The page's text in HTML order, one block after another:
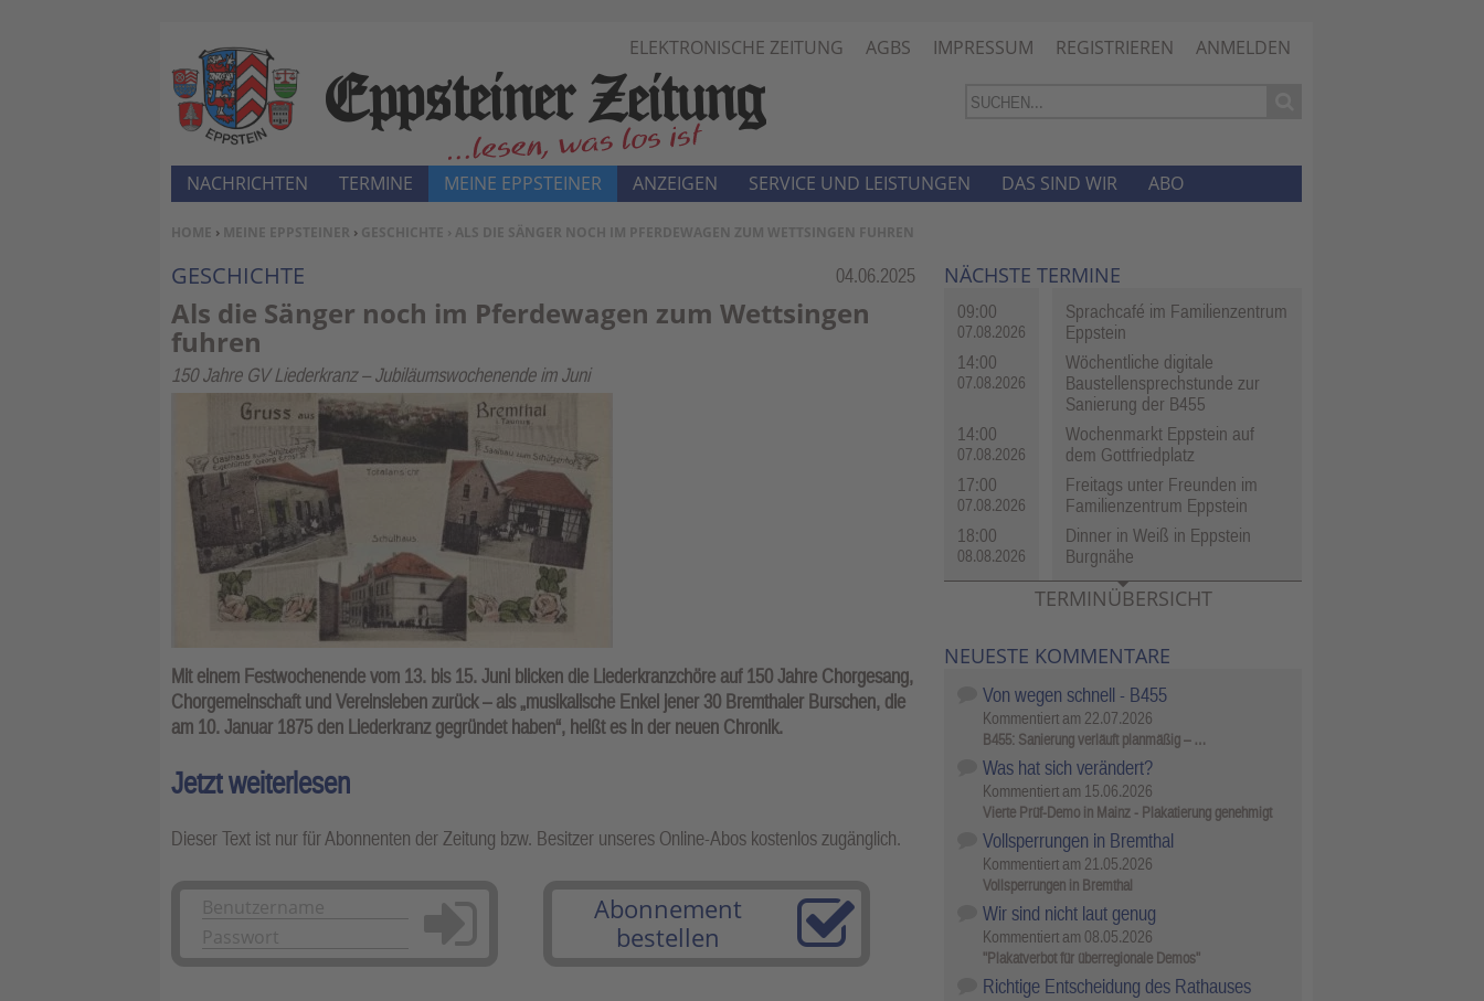
ELEKTRONISCHE ZEITUNG AGBS IMPRESSUM REGISTRIEREN ANMELDEN
SIE BEFINDEN SICH HIER:
HOME › MEINE EPPSTEINER › GESCHICHTE › ALS DIE SÄNGER NOCH IM PFERDEWAGEN ZUM WETTSINGEN FUHREN
Rubrik:
GESCHICHTE 04.06.2025
Als die Sänger noch im Pferdewagen zum Wettsingen
fuhren
150 Jahre GV Liederkranz – Jubiläumswochenende im Juni
Mit einem Festwochenende vom 13. bis 15. Juni blicken die Liederkranzchöre auf 150 Jahre Chorgesang,
Chorgemeinschaft und Vereinsleben zurück – als „musikalische Enkel jener 30 Bremthaler Burschen, die
am 10. Januar 1875 den Liederkranz gegründet haben“, heißt es in der neuen Chronik.
Jetzt weiterlesen
Dieser Text ist nur für Abonnenten der Zeitung bzw. Besitzer unseres Online-Abos kostenlos zugänglich.
Anmelden
Abonnement
bestellen
NÄCHSTE TERMINE
09:00
07.08.2026
Sprachcafé im Familienzentrum
Eppstein
14:00
07.08.2026
Wöchentliche digitale
Baustellensprechstunde zur
Sanierung der B455
14:00
07.08.2026
Wochenmarkt Eppstein auf
dem Gottfriedplatz
17:00
07.08.2026
Freitags unter Freunden im
Familienzentrum Eppstein
18:00
08.08.2026
Dinner in Weiß in Eppstein
Burgnähe
TERMINÜBERSICHT
NEUESTE KOMMENTARE
Von wegen schnell - B455
Kommentiert am 22.07.2026
B455: Sanierung verläuft planmäßig – …
Was hat sich verändert?
Kommentiert am 15.06.2026
Vierte Prüf-Demo in Mainz - Plakatierung genehmigt
Vollsperrungen in Bremthal
Kommentiert am 21.05.2026
Vollsperrungen in Bremthal
Wir sind nicht laut genug
Kommentiert am 08.05.2026
"Plakatverbot für überregionale Demos"
Richtige Entscheidung des Rathauses
NACHRICHTEN TERMINE MEINE EPPSTEINER ANZEIGEN SERVICE UND LEISTUNGEN DAS SIND WIR ABO